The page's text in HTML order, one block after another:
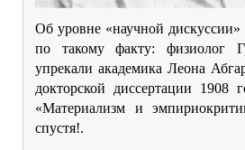
Об уровне «научной
по такому факту: физиолог
упрекали академика Леона
докторской диссертации
«Материализм и
спустя!.